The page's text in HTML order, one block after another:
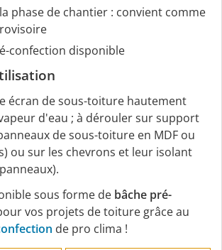
phase de chantier : convient comme
confection disponible
écran de sous-toiture hautement
d'eau ; à dérouler sur support
de sous-toiture en MDF ou
ou sur les chevrons et leur isolant
sous forme de bâche pré-
vos projets de toiture grâce au
de pro clima !